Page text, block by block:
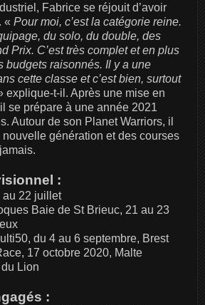
Fabrice se réjouit d’avoir
« Pour moi, c’est la catégorie reine.
du solo, du double, des
Prix. C’est très complet et en plus
budgets raisonnés. Il y a une
cette classe et c’est bien, surtout
explique-t-il. Après une mise en
se prépare à une année 2021
Autour de son Planet Warriors, il
génération et des courses
:
au 22 juillet
Baie de St Brieuc, 21 au 23
du 4 au 6 septembre, Brest
17 octobre 2020, Malte
Lion
: